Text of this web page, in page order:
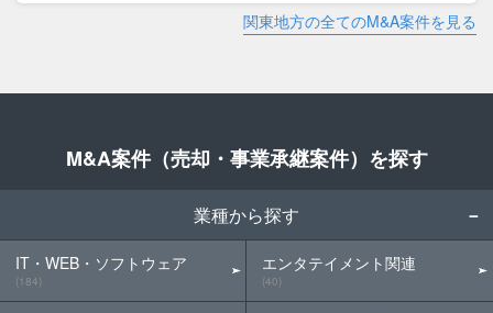
関東地方の全てのM&A案件を見る
M&A案件（売却・事業承継案件）を探す
業種から探す
IT・WEB・ソフトウェア
(184)
エンタテイメント関連
(40)